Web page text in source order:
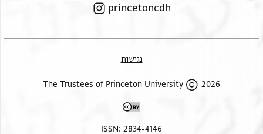
princetoncdh
נגישות
2026 The Trustees of Princeton University
ISSN: 2834-4146